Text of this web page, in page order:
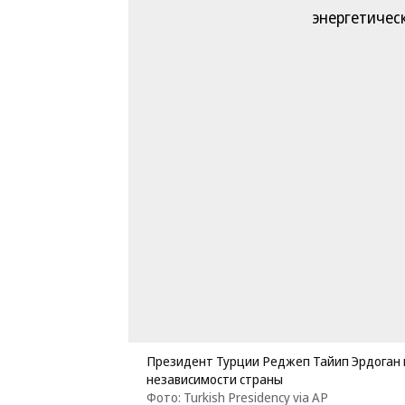
Президент Турции Реджеп Тайип
независимости страны
Фото: Turkish Presidency via AP